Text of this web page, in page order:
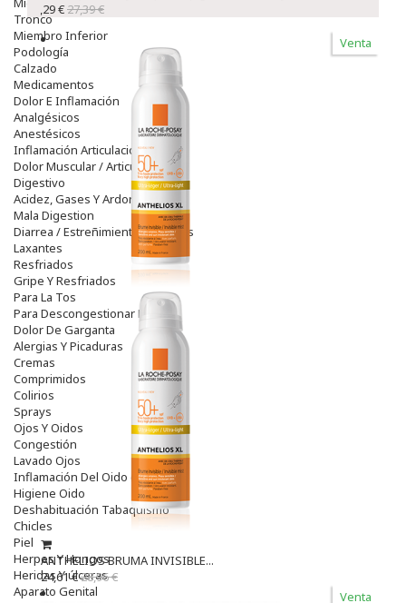
Tronco
Miembro Inferior
Podología
Calzado
Medicamentos
Dolor E Inflamación
Analgésicos
Anestésicos
Inflamación Articulaciones
Dolor Muscular / Articular
Digestivo
Acidez, Gases Y Ardores
Mala Digestion
Diarrea / Estreñimiento / Vómitos
Laxantes
Resfriados
Gripe Y Resfriados
Para La Tos
Para Descongestionar La Nariz
Dolor De Garganta
Alergias Y Picaduras
Cremas
Comprimidos
Colirios
Sprays
Ojos Y Oidos
Congestión
Lavado Ojos
Inflamación Del Oido (otitis)
Higiene Oido
Deshabituación Tabaquismo
Chicles
Piel
Herpes Y Hongos
Heridas Y úlceras
Aparato Genital
23,29 €27,39 €
Venta
ANTHELIOS BRUMA INVISIBLE...
24,61 €28,96 €
Venta